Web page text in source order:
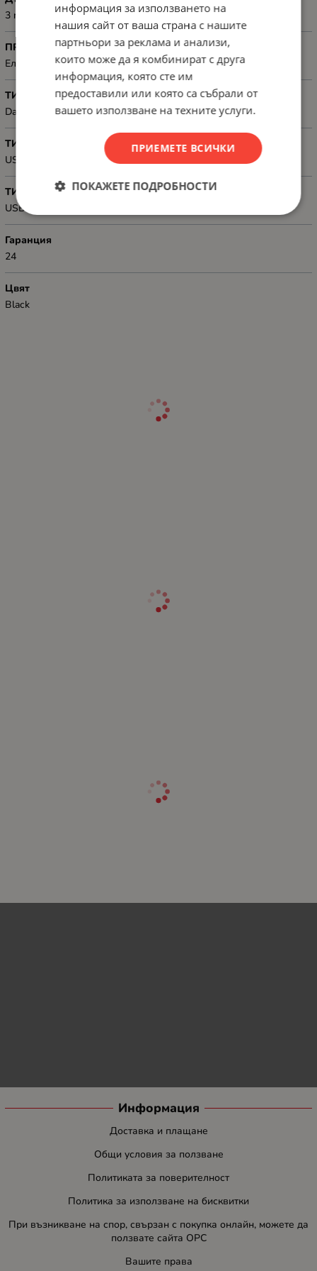
3 m
ПРЕДНАЗНАЧЕН ЗА
Електронна техника
ТИП
Data
ТИП КОНЕКТОР 1
USB-A, male
ТИП КОНЕКТОР 2
USB-A, female
Гаранция
24
Цвят
Black
Информация
Доставка и плащане
Общи условия за ползване
Политиката за поверителност
Политика за използване на бисквитки
При възникване на спор, свързан с покупка онлайн, можете да
ползвате сайта ОРС
Вашите права
информация за използването на
нашия сайт от ваша страна с нашите
партньори за реклама и анализи,
които може да я комбинират с друга
информация, която сте им
предоставили или която са събрали от
вашето използване на техните услуги.
ПРИЕМЕТЕ ВСИЧКИ
ПОКАЖЕТЕ ПОДРОБНОСТИ